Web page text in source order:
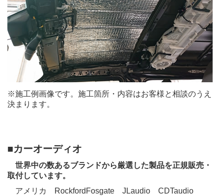
※施工例画像です。施工箇所・内容はお客様と相談のうえ
決まります。
■カーオーディオ
世界中の数あるブランドから厳選した製品を正規販売・
取付しています。
アメリカ
RockfordFosgate JLaudio
CDTaudio